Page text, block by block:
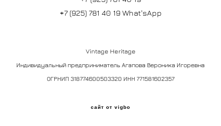
+7 (925) 781 40 19 What'sApp
Vintage Heritage
Индивидуальный предприниматель Агапова Вероника Игоревна
ОГРНИП 318774600503320 ИНН 771581602357
сайт от vigbo